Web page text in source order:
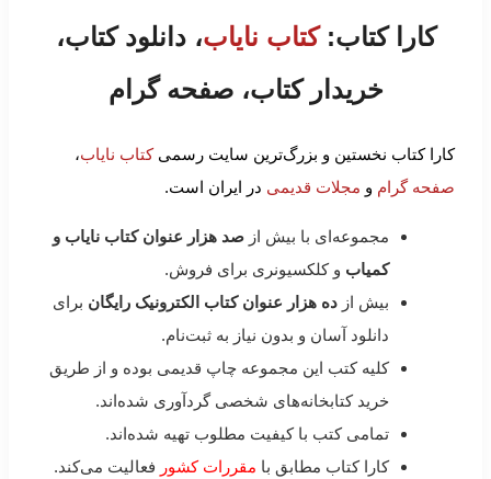
کارا کتاب:کتاب نایاب، دانلود کتاب،
خریدار کتاب، صفحه گرام
کارا کتاب نخستین و بزرگ‌ترین سایت رسمیکتاب نایاب،
صفحه گرام و مجلات قدیمی در ایران است.
مجموعه‌ای با بیش از صد هزار عنوان کتاب نایاب و
کمیاب و کلکسیونری برای فروش.
بیش از ده هزار عنوان کتاب الکترونیک رایگان برای
دانلود آسان و بدون نیاز به ثبت‌نام.
کلیه کتب این مجموعه چاپ قدیمی بوده و از طریق
خرید کتابخانه‌های شخصی گردآوری شده‌اند.
تمامی کتب با کیفیت مطلوب تهیه شده‌اند.
کارا کتاب مطابق با مقررات کشور فعالیت می‌کند.